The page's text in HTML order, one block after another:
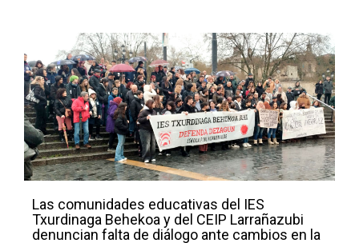
Las comunidades educativas del IES
Txurdinaga Behekoa y del CEIP Larrañazubi
denuncian falta de diálogo ante cambios en la